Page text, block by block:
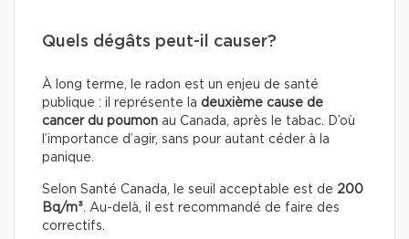
Quels dégâts peut-il causer?
À long terme, le radon est un enjeu de santé
publique : il représente la deuxième cause de
cancer du poumon au Canada, après le tabac. D’où
l’importance d’agir, sans pour autant céder à la
panique.
Selon Santé Canada, le seuil acceptable est de 200
Bq/m³ . Au-delà, il est recommandé de faire des
correctifs.